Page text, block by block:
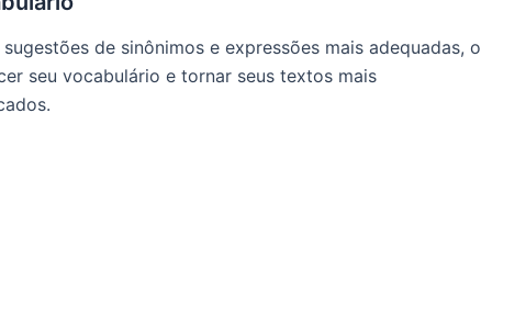
de sinônimos e expressões mais adequadas, o
seu vocabulário e tornar seus textos mais